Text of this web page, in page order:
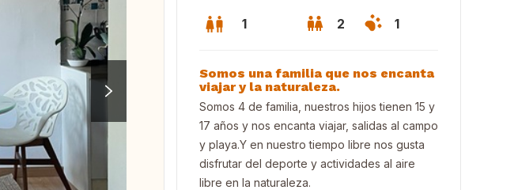
1 2 1
Somos una familia que nos encanta
viajar y la naturaleza.
Somos 4 de familia, nuestros hijos tienen 15 y
17 años y nos encanta viajar, salidas al campo
y playa.Y en nuestro tiempo libre nos gusta
disfrutar del deporte y actividades al aire
libre en la naturaleza.